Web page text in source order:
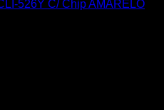
526Y C/ Chip AMARELO